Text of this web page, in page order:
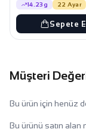
14.23g 22 Ayar
Sepete
Müşteri
Bu ürün için henüz
Bu ürünü satın